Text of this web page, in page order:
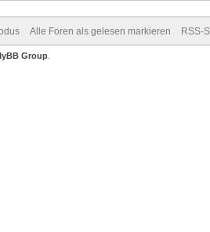
Alle Foren als gelesen markieren RSS-
Group.